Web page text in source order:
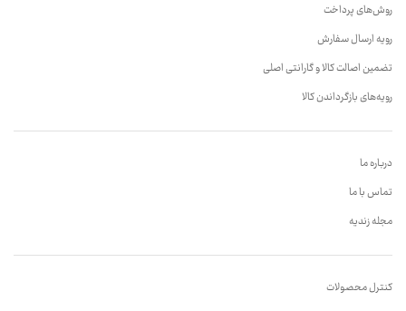
روش‌های پرداخت
رویه ارسال سفارش
تضمین اصالت کالا و گارانتی اصلی
رویه‌های بازگرداندن کالا
درباره ما
تماس با ما
مجله زندیه
کنترل محصولات